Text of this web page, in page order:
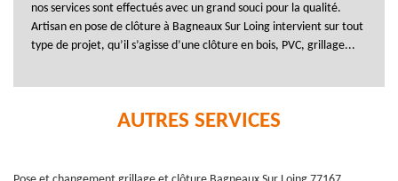
nos services sont effectués avec un grand souci pour la qualité.
Artisan en pose de clôture à Bagneaux Sur Loing intervient sur tout
type de projet, qu’il s’agisse d’une clôture en bois, PVC, grillage...
AUTRES SERVICES